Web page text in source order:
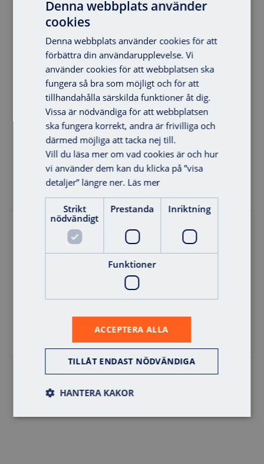
Infällnadslåda 4V
Lägg i varukorg
Infällnadslåda 5V
Denna webbplats använder
cookies
Denna webbplats använder cookies för att
förbättra din användarupplevelse. Vi
använder cookies för att webbplatsen ska
fungera så bra som möjligt och för att
tillhandahålla särskilda funktioner åt dig.
Vissa är nödvändiga för att webbplatsen
ska fungera korrekt, andra är frivilliga och
därmed möjliga att tacka nej till.
Vill du läsa mer om vad cookies är och hur
vi använder dem kan du klicka på ”visa
detaljer” längre ner. Läs mer
Strikt
nödvändigt
Prestanda Inriktning
Funktioner
ACCEPTERA ALLA
TILLÅT ENDAST NÖDVÄNDIGA
HANTERA KAKOR